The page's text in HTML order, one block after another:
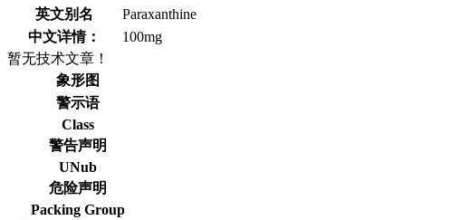
英文别名
Paraxanthine
中文详情：
100mg
暂无技术文章！
象形图
警示语
Class
警告声明
UNub
危险声明
Packing Group